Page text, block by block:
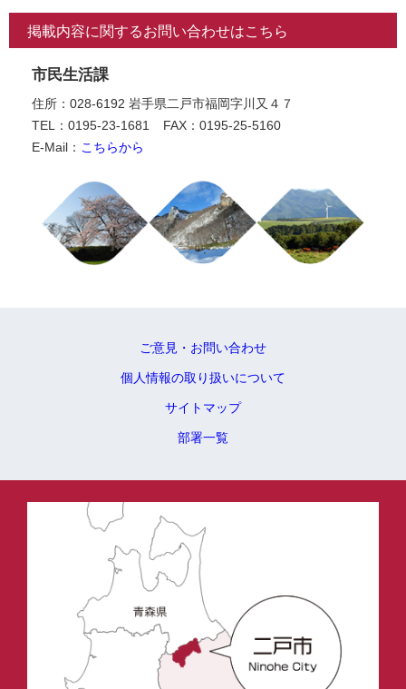
掲載内容に関するお問い合わせはこちら
市民生活課
住所：028-6192 岩手県二戸市福岡字川又４７
TEL：0195-23-1681
FAX：0195-25-5160
E-Mail： こちらから
ご意見・お問い合わせ
個人情報の取り扱いについて
サイトマップ
部署一覧